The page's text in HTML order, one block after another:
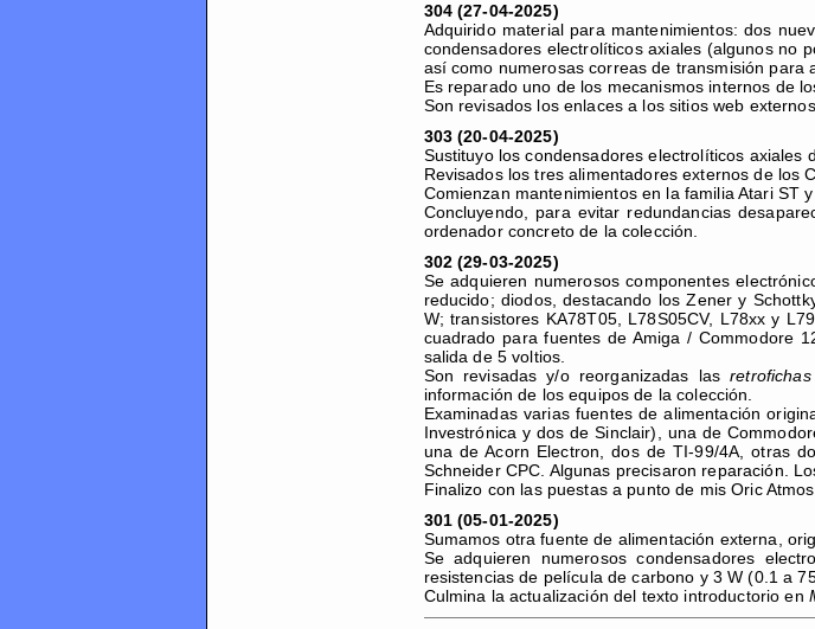
304 (27-04-2025)
Adquirido material para mantenimientos: dos
condensadores electrolíticos axiales (algunos no
así como numerosas correas de transmisión para
Es reparado uno de los mecanismos internos de
Son revisados los enlaces a los sitios web
303 (20-04-2025)
Sustituyo los condensadores electrolíticos axiales
Revisados los tres alimentadores externos de los
Comienzan mantenimientos en la familia Atari ST
Concluyendo, para evitar redundancias
ordenador concreto de la colección.
302 (29-03-2025)
Se adquieren numerosos componentes
reducido; diodos, destacando los Zener y
W; transistores KA78T05, L78S05CV, L78xx y
cuadrado para fuentes de Amiga / Commodore
salida de 5 voltios.
Son revisadas y/o reorganizadas lasretrofichas
información de los equipos de la colección.
Examinadas varias fuentes de alimentación
Investrónica y dos de Sinclair), una de
una de Acorn Electron, dos de TI-99/4A, otras
Schneider CPC. Algunas precisaron reparación.
Finalizo con las puestas a punto de mis Oric
301 (05-01-2025)
Sumamos otra fuente de alimentación externa,
Se adquieren numerosos condensadores
resistencias de película de carbono y 3 W (0.1 a
Culmina la actualización del texto introductorio en